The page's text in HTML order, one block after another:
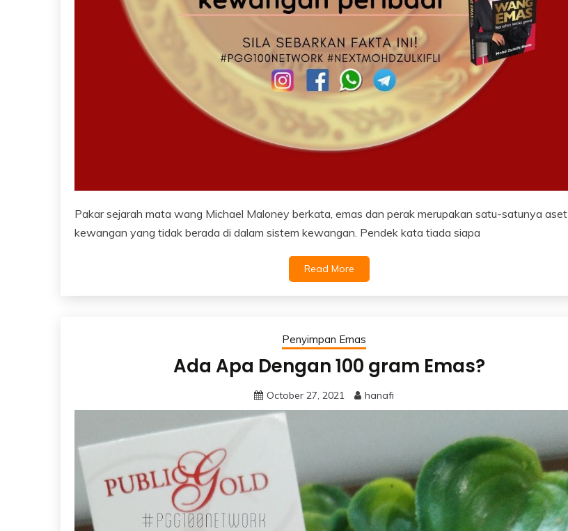
Pakar sejarah mata wang Michael Maloney berkata, emas dan perak merupakan satu-satunya aset
kewangan yang tidak berada di dalam sistem kewangan. Pendek kata tiada siapa
Read More
Penyimpan Emas
Ada Apa Dengan 100 gram Emas?
October 27, 2021 hanafi